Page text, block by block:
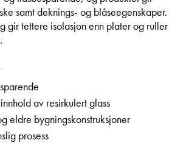
samt deknings- og blåseegenskaper.
gir tettere isolasjon enn plater og ruller
av resirkulert glass
eldre bygningskonstruksjoner
prosess